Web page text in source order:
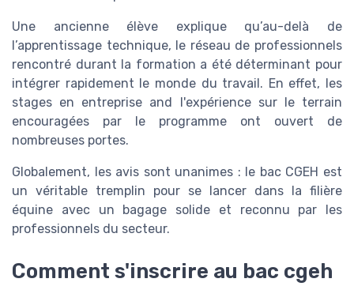
Une ancienne élève explique qu’au-delà de
l’apprentissage technique, le réseau de professionnels
rencontré durant la formation a été déterminant pour
intégrer rapidement le monde du travail. En effet, les
stages en entreprise and l'expérience sur le terrain
encouragées par le programme ont ouvert de
nombreuses portes.
Globalement, les avis sont unanimes : le bac CGEH est
un véritable tremplin pour se lancer dans la filière
équine avec un bagage solide et reconnu par les
professionnels du secteur.
Comment s'inscrire au bac cgeh